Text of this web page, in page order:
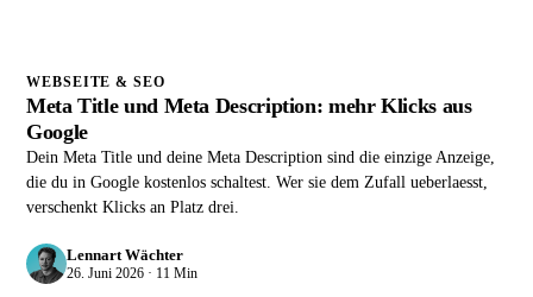
WEBSEITE & SEO
Meta Title und Meta Description: mehr Klicks aus
Google
Dein Meta Title und deine Meta Description sind die einzige Anzeige,
die du in Google kostenlos schaltest. Wer sie dem Zufall ueberlaesst,
verschenkt Klicks an Platz drei.
Lennart Wächter
26. Juni 2026 · 11 Min